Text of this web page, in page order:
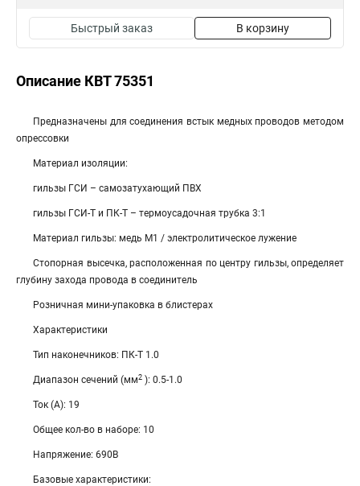
Быстрый заказ В корзину
Описание КВТ 75351
Предназначены для соединения встык медных проводов методом
опрессовки
Материал изоляции:
гильзы ГСИ – самозатухающий ПВХ
гильзы ГСИ-Т и ПК-Т – термоусадочная трубка 3:1
Материал гильзы: медь М1 / электролитическое лужение
Стопорная высечка, расположенная по центру гильзы, определяет
глубину захода провода в соединитель
Розничная мини-упаковка в блистерах
Характеристики
Тип наконечников: ПК-Т 1.0
Диапазон сечений (мм2 ): 0.5-1.0
Ток (А): 19
Общее кол-во в наборе: 10
Напряжение: 690В
Базовые характеристики: